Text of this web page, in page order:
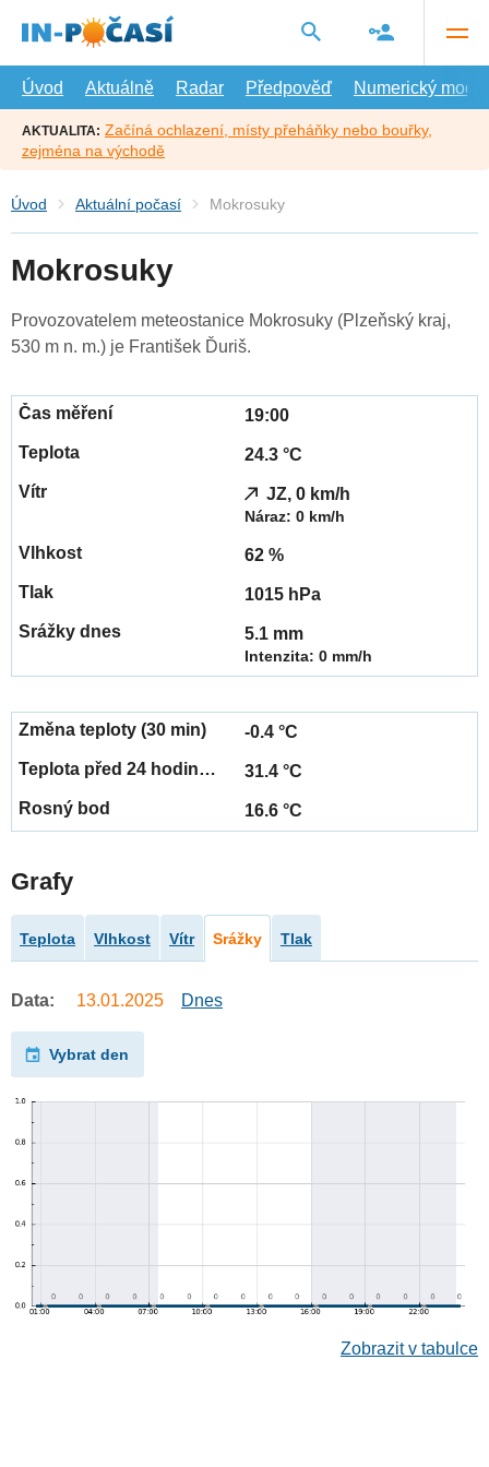
hlavní
Úvod
Aktuálně Radar Předpověď Numerický model
AKTUALITA: Začíná ochlazení, místy přeháňky nebo bouřky,
zejména na východě
Úvod Aktuální počasí Mokrosuky
Mokrosuky
Provozovatelem meteostanice Mokrosuky (Plzeňský kraj,
530 m n. m.) je František Ďuriš.
19:00
24.3 °C
JZ, 0 km/h
Náraz: 0 km/h
62 %
1015 hPa
5.1 mm
Intenzita: 0 mm/h
-0.4 °C
31.4 °C
16.6 °C
Grafy
Teplota Vlhkost Vítr Srážky Tlak
Data: 13.01.2025 Dnes
Vybrat den
Zobrazit v tabulce